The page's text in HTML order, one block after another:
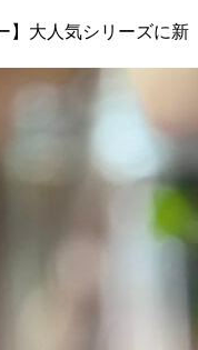
】大人気シリーズに新